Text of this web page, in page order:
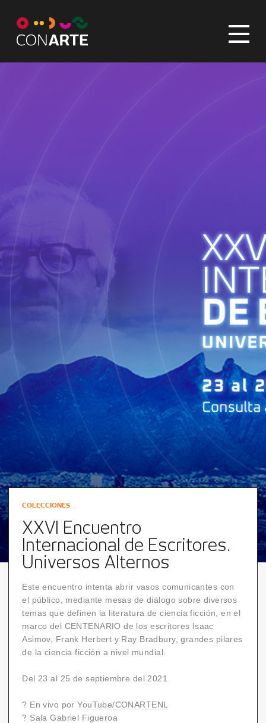
COLECCIONES
XXVI Encuentro
Internacional de Escritores.
Universos Alternos
Este encuentro intenta abrir vasos comunicantes con
el público, mediante mesas de diálogo sobre diversos
temas que definen la literatura de ciencia ficción, en el
marco del CENTENARIO de los escritores Isaac
Asimov, Frank Herbert y Ray Bradbury, grandes pilares
de la ciencia ficción a nivel mundial.
Del 23 al 25 de septiembre del 2021
? En vivo porYouTube/CONARTENL
? Sala Gabriel Figueroa